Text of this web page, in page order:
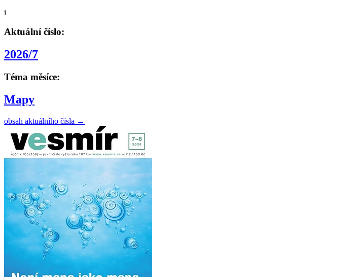
i
Aktuální číslo:
2026/7
Téma měsíce:
Mapy
obsah aktuálního čísla →